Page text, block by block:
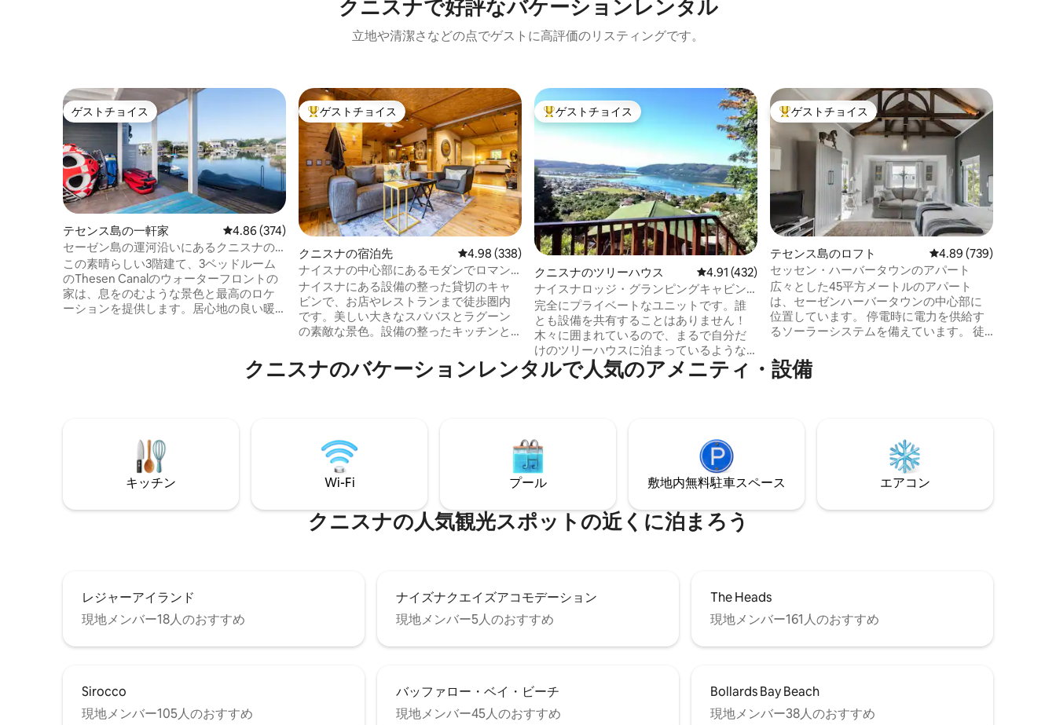
クニスナで好評なバケーションレンタル
立地や清潔さなどの点でゲストに高評価のリスティングです。
ゲストチョイス
ゲストチョイス
テセンス島の一軒家 レビュー374件、5つ星中4.86つ星の平均評価
4.86 (374)
セーゼン島の運河沿いにあるクニスナの
ホリデーホーム
この素晴らしい3階建て、3ベッドルーム
のThesen Canalのウォーターフロントの
家は、息をのむような景色と最高のロケ
ーションを提供します。居心地の良い暖
る水路に出かけましょう。穏やかな自
然、鳥の生態、サイクリング、ウォーキ
はショップやグルメレストランがありま
今すぐご予約ください！
大好評のゲストチョイスです。
ゲストチョイス
クニスナの宿泊先 レビュー338件、5つ星中4.98つ星の平均評価
4.98 (338)
ナイスナの中心部にあるモダンでロマン
チックなキャビン！
ナイスナにある設備の整った貸切のキャ
ビンで、お店やレストランまで徒歩圏内
です。美しい大きなスパバスとラグーン
の素敵な景色。設備の整ったキッチンと
光発電のバックアップがあるので、電力
供給が止まることはありません！！
逃避行に最適な宿泊先です。申し訳あり
ませんが、お子様および乳幼児のご同伴
はお断りしています。
大好評のゲストチョイスです。
ゲストチョイス
クニスナのツリーハウス レビュー432件、5つ星中4.91つ星の平均評価
4.91 (432)
ナイスナロッジ・グランピングキャビン
（絶景！ ）
完全にプライベートなユニットです。誰
とも設備を共有することはありません！
木々に囲まれているので、まるで自分だ
けのツリーハウスに泊まっているような
気分が味わえます。ナイスナラグーンの
絶景を楽しめ、屋根付きのコルコル薪暖
イ炊き設備など、必要なものがすべて揃
っています。 素晴らしいロケーション
で、すべてから逃れるのに理想的なスポ
ットです！ ナイスナでの究極の冒険で
大好評のゲストチョイスです。
ゲストチョイス
テセンス島のロフト レビュー739件、5つ星
4.89 (739)
セッセン・ハーバータウンのアパート
広々とした45平方メートルのアパート
は、セーゼンハーバータウンの中心部に
位置しています。 停電時に電力を供給す
るソーラーシステムを備えています。 徒
り、最も有名なレストランは 朝食と昼食
には、道の向かいにある「Ile de Pain」が
美しい道に沿って徒歩わずか10分です。
ご滞在中、マウンテンバイクをご利用い
ただけます（低料金で利用可）。
クニスナのバケーションレンタルで人気のアメニティ・設備
キッチン Wi-Fi プール 敷地内無料駐⁠車ス⁠ペ⁠ー⁠ス エアコン
クニスナの人気観光スポットの近くに泊まろう
レジャーアイランド
現地メンバー18人のおすすめ
ナイズナクエイズアコモデーション
現地メンバー5人のおすすめ
The Heads
現地メンバー161人のおすすめ
Sirocco
現地メンバー105人のおすすめ
バッファロー・ベイ・ビーチ
現地メンバー45人のおすすめ
Bollards Bay Beach
現地メンバー38人のおすすめ